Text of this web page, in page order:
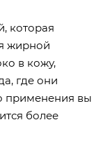
которая
жирной
в кожу,
где они
применения вы
более